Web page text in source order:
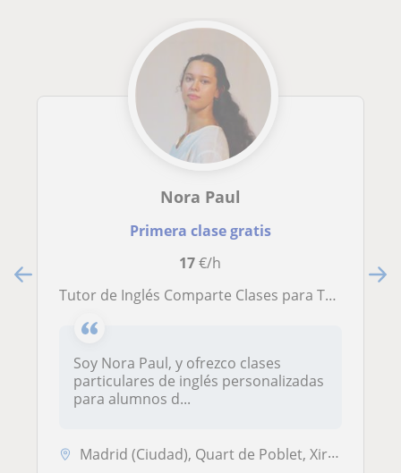
Nora Paul
Primera clase gratis
17€/h
Tutor de Inglés Comparte Clases para Todas Edades, Preparación para Examines, Etc
Soy Nora Paul, y ofrezco clases
particulares de inglés personalizadas
para alumnos d...
Madrid (Ciudad), Quart de Poblet, Xirivella, Mislata, Paiporta, Valencia (Ciudad)